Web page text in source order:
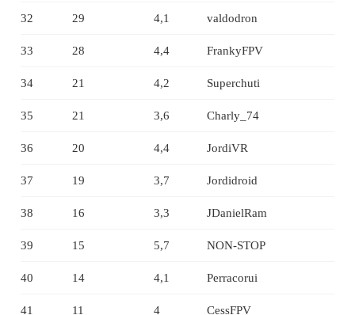
32 29 4,1 valdodron
33 28 4,4 FrankyFPV
34 21 4,2 Superchuti
35 21 3,6 Charly_74
36 20 4,4 JordiVR
37 19 3,7 Jordidroid
38 16 3,3 JDanielRam
39 15 5,7 NON-STOP
40 14 4,1 Perracorui
41 11 4 CessFPV